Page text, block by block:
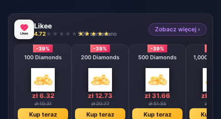
Likee
4.72 500 sprzedano
Zobacz więcej ›
-39%
100 Diamonds
zł 6.32
zł 10.31
Kup teraz
-39%
200 Diamonds
zł 12.73
zł 20.77
Kup teraz
-39%
500 Diamonds
zł 31.66
zł 51.55
Kup teraz
1,000
zł
zł
Kup